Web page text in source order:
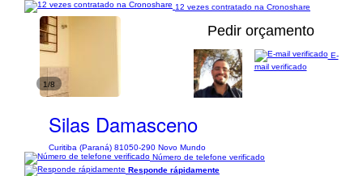
12 vezes contratado na Cronoshare
1/8
Pedir orçamento
Silas Damasceno
Curitiba (Paraná) 81050-290 Novo Mundo
E-
mail verificado
Número de telefone verificado
Responde rápidamente